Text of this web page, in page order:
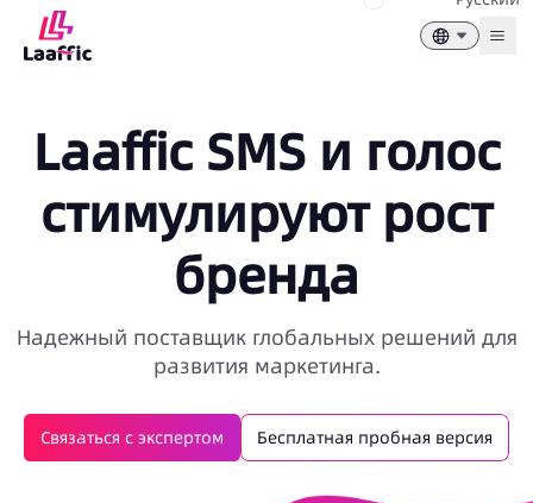
Laaffic SMS и голос
стимулируют рост
бренда
Надежный поставщик глобальных решений для
развития маркетинга.
Связаться с экспертом Бесплатная пробная версия